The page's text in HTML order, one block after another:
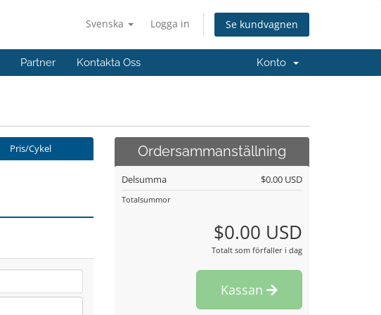
Svenska Logga in Se kundvagnen
Partner Kontakta Oss Konto
Pris/Cykel Ordersammanställning
Delsumma $0.00 USD
Totalsummor
$0.00 USD
Totalt som förfaller i dag
Kassan